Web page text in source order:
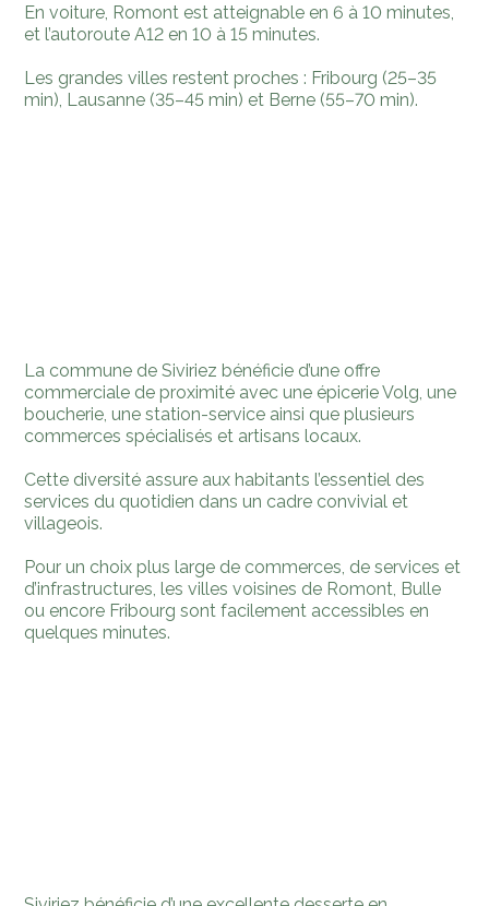
En voiture, Romont est atteignable en 6 à 10 minutes,
et l’autoroute A12 en 10 à 15 minutes.
Les grandes villes restent proches : Fribourg (25–35
min), Lausanne (35–45 min) et Berne (55–70 min).
La commune de Siviriez bénéficie d’une offre
commerciale de proximité avec une épicerie Volg, une
boucherie, une station-service ainsi que plusieurs
commerces spécialisés et artisans locaux.
Cette diversité assure aux habitants l’essentiel des
services du quotidien dans un cadre convivial et
villageois.
Pour un choix plus large de commerces, de services et
d’infrastructures, les villes voisines de Romont, Bulle
ou encore Fribourg sont facilement accessibles en
quelques minutes.